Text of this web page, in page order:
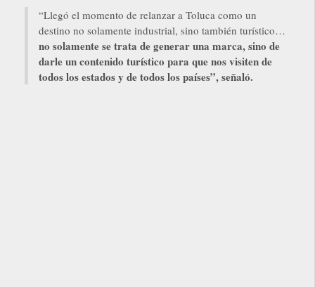
“Llegó el momento de relanzar a Toluca como un
destino no solamente industrial, sino también turístico…
no solamente se trata de generar una marca, sino de
darle un contenido turístico para que nos visiten de
todos los estados y de todos los países”, señaló.